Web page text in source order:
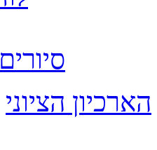
הארכיון הציוני